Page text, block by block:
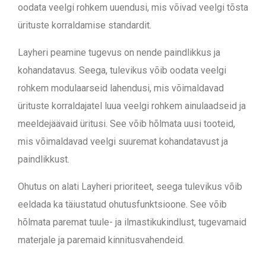
oodata veelgi rohkem uuendusi, mis võivad veelgi tõsta
ürituste korraldamise standardit.
Layheri peamine tugevus on nende paindlikkus ja
kohandatavus. Seega, tulevikus võib oodata veelgi
rohkem modulaarseid lahendusi, mis võimaldavad
ürituste korraldajatel luua veelgi rohkem ainulaadseid ja
meeldejäävaid üritusi. See võib hõlmata uusi tooteid,
mis võimaldavad veelgi suuremat kohandatavust ja
paindlikkust.
Ohutus on alati Layheri prioriteet, seega tulevikus võib
eeldada ka täiustatud ohutusfunktsioone. See võib
hõlmata paremat tuule- ja ilmastikukindlust, tugevamaid
materjale ja paremaid kinnitusvahendeid.